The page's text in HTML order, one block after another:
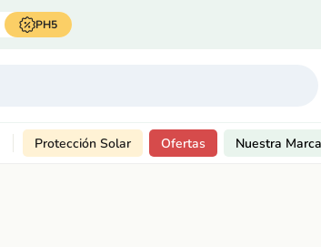
PH5
Protección Solar Ofertas Nuestra Marca